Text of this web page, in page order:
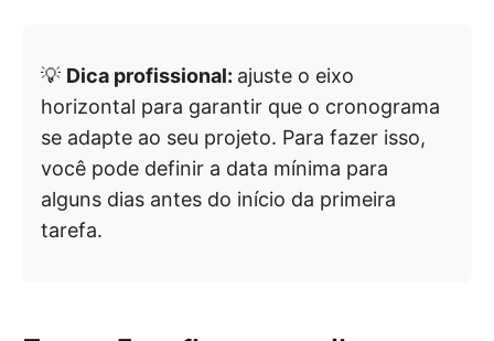
💡 Dica profissional: ajuste o eixo
horizontal para garantir que o cronograma
se adapte ao seu projeto. Para fazer isso,
você pode definir a data mínima para
alguns dias antes do início da primeira
tarefa.